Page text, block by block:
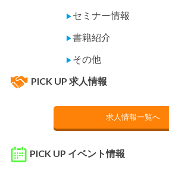
▶ セミナー情報
▶書籍紹介
▶ その他
PICK UP 求人情報
求人情報一覧へ
PICK UP イベント情報